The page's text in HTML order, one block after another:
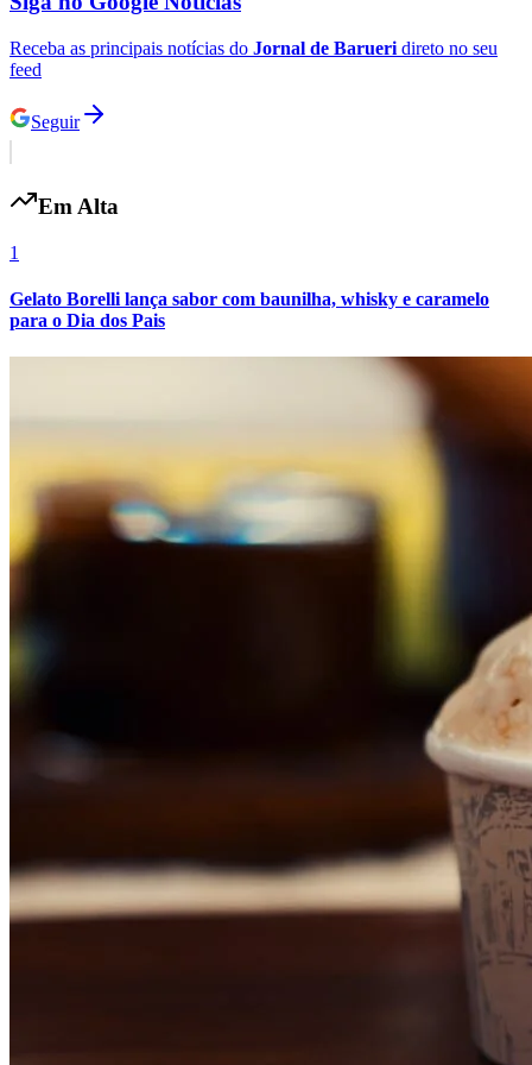
Fluminense
Receba as principais notícias do Jornal de Barueri direto no seu
feed
Seguir
Em Alta
1
Gelato Borelli lança sabor com baunilha, whisky e caramelo
para o Dia dos Pais